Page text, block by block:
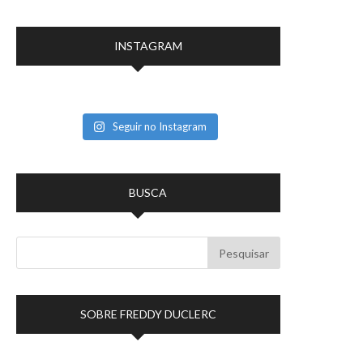
INSTAGRAM
Seguir no Instagram
BUSCA
SOBRE FREDDY DUCLERC